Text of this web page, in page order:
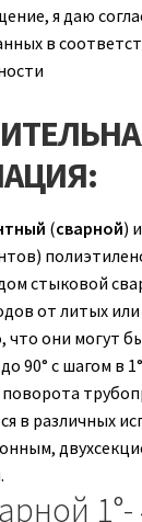
я даю
в
(сварной)
стыковой
от литых
что они могут
90° с шагом в
поворота
в различных
1°-